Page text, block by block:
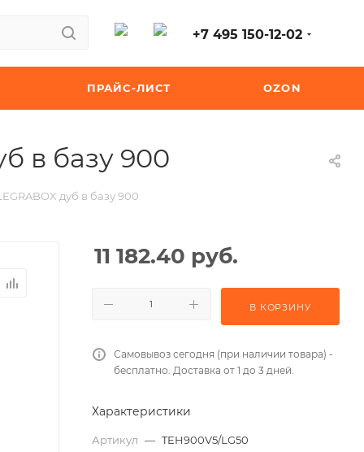
+7 495 150-12-02
ПРАЙС-ЛИСТ OZON
в базу 900
дуб в базу 900
11 182.40 руб.
В КОРЗИНУ
Самовывоз сегодня (при наличии товара) -
бесплатно. Доставка от 1 до 3 дней.
Характеристики
Артикул — TEH900V5/LG50